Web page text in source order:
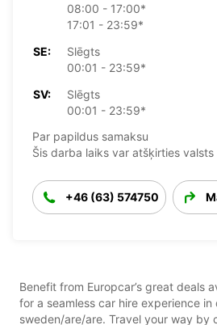
08:00 - 17:00*
17:01 - 23:59*
SE:
Slēgts
00:01 - 23:59*
SV:
Slēgts
00:01 - 23:59*
Par papildus samaksu
Šis darba laiks var atšķirties
+46 (63) 574750
Benefit from Europcar’s great deals
for a seamless car hire experience in
sweden/are/are. Travel your way by